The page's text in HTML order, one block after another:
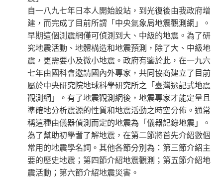
自一八九七年日本人開始設站，到光復後由我政府增
建，而完成了目前所謂「中央氣象局地震觀測網」。
早期這個測震網僅可偵測到大、中級的地震。為了研
究地震活動、地體構造和地震預測，除了大、中級地
震，更需要小及微小地震。政府有鑒於此，在一九六
七年由國科會邀請國內外專家，共同協商建立了目前
屬於中央研究院地球科學研究所之「臺灣遷記式地震
觀測網」。有了地震觀測網後，地震專家才能定量且
準確地分析震源的性質和地震活動之時空分佈。通常
稱這種由儀器偵測而定的地震為「儀器記錄地震」。
為了幫助初學耆了解地震，在第二節將首先介紹數個
常用的地震學名詞。其他各節分別為：第三節介紹主
要的歷史地震；第四節介紹地震觀測；第五節介紹地
震活動；第六節介紹地震災害。